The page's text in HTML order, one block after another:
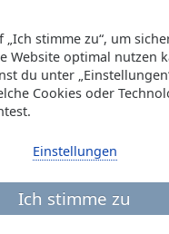
„Ich stimme zu“, um
Website optimal nutzen
du unter
Cookies oder
Ich stimme zu
Einstellungen
Sie gratisGratisapp
Online Radio Box-
wollen.